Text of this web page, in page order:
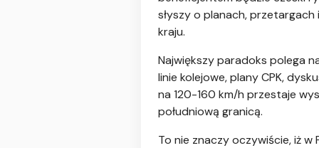
słyszy o planach,
kraju.
Największy paradoks polega
linie kolejowe, plany CPK,
na 120-160 km/h przestaje
południową granicą.
To nie znaczy oczywiście, iż